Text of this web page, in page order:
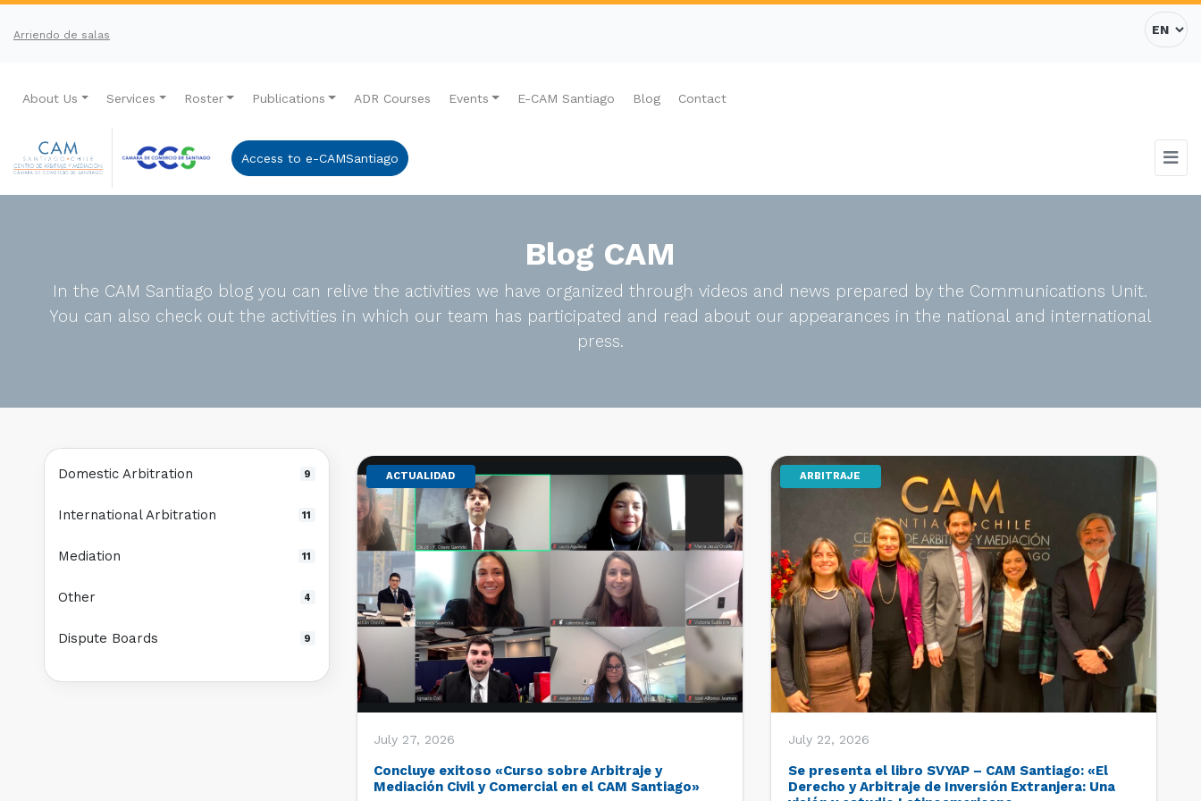
Arriendo de salas
About Us Services Roster Publications ADR Courses Events E-CAM Santiago Blog Contact
Access to e-CAMSantiago
Blog CAM
In the CAM Santiago blog you can relive the activities we have organized through videos and news prepared by the Communications Unit.
You can also check out the activities in which our team has participated and read about our appearances in the national and international
press.
ACTUALIDAD
July 27, 2026
Concluye exitoso «Curso sobre Arbitraje y
Mediación Civil y Comercial en el CAM Santiago»
ARBITRAJE
July 22, 2026
Se presenta el libro SVYAP – CAM Santiago: «El
Derecho y Arbitraje de Inversión Extranjera: Una
Domestic Arbitration 9
International Arbitration 11
Mediation 11
Other 4
Dispute Boards 9